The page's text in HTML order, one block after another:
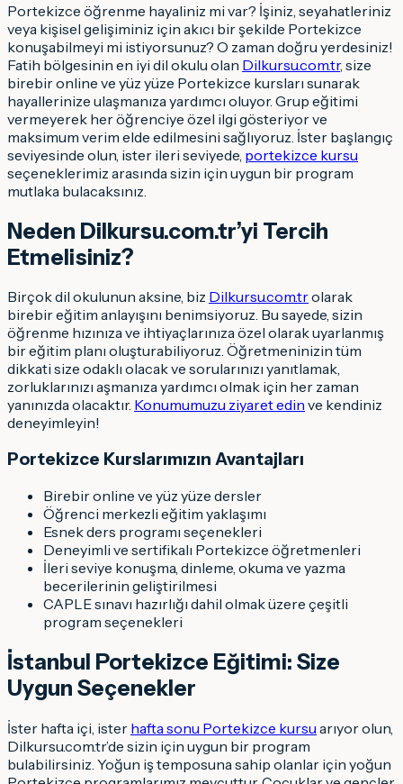
Portekizce öğrenme hayaliniz mi var? İşiniz, seyahatleriniz
veya kişisel gelişiminiz için akıcı bir şekilde Portekizce
konuşabilmeyi mi istiyorsunuz? O zaman doğru yerdesiniz!
Fatih bölgesinin en iyi dil okulu olan Dilkursu.com.tr, size
birebir online ve yüz yüze Portekizce kursları sunarak
hayallerinize ulaşmanıza yardımcı oluyor. Grup eğitimi
vermeyerek her öğrenciye özel ilgi gösteriyor ve
maksimum verim elde edilmesini sağlıyoruz. İster başlangıç
seviyesinde olun, ister ileri seviyede, portekizce kursu
seçeneklerimiz arasında sizin için uygun bir program
mutlaka bulacaksınız.
Neden Dilkursu.com.tr’yi Tercih
Etmelisiniz?
Birçok dil okulunun aksine, biz Dilkursu.com.trolarak
birebir eğitim anlayışını benimsiyoruz. Bu sayede, sizin
öğrenme hızınıza ve ihtiyaçlarınıza özel olarak uyarlanmış
bir eğitim planı oluşturabiliyoruz. Öğretmeninizin tüm
dikkati size odaklı olacak ve sorularınızı yanıtlamak,
zorluklarınızı aşmanıza yardımcı olmak için her zaman
yanınızda olacaktır. Konumumuzu ziyaret edin ve kendiniz
deneyimleyin!
Portekizce Kurslarımızın Avantajları
Birebir online ve yüz yüze dersler
Öğrenci merkezli eğitim yaklaşımı
Esnek ders programı seçenekleri
Deneyimli ve sertifikalı Portekizce öğretmenleri
İleri seviye konuşma, dinleme, okuma ve yazma
becerilerinin geliştirilmesi
CAPLE sınavı hazırlığı dahil olmak üzere çeşitli
program seçenekleri
İstanbul Portekizce Eğitimi: Size
Uygun Seçenekler
İster hafta içi, ister hafta sonu Portekizce kursu arıyor olun,
Dilkursu.com.tr’de sizin için uygun bir program
bulabilirsiniz. Yoğun iş temposuna sahip olanlar için yoğun